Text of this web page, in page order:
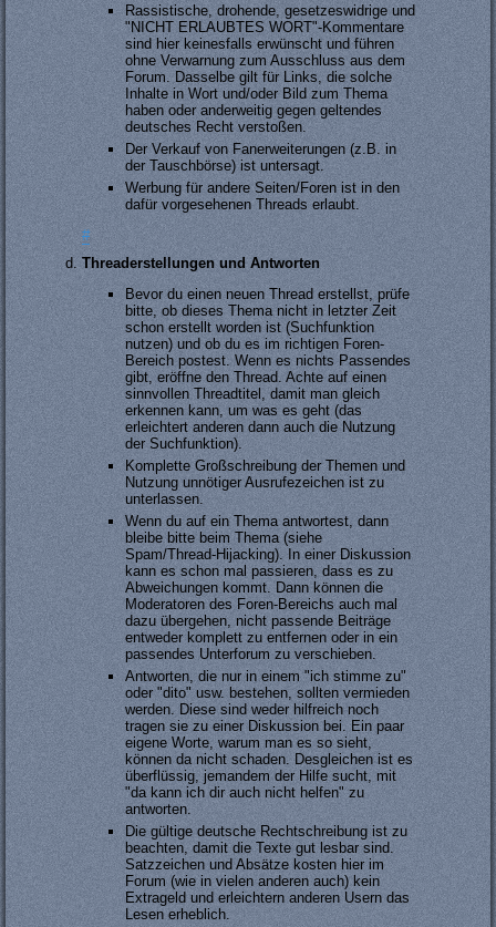
Rassistische, drohende, gesetzeswidrige und
"NICHT ERLAUBTES WORT"-Kommentare
sind hier keinesfalls erwünscht und führen
ohne Verwarnung zum Ausschluss aus dem
Forum. Dasselbe gilt für Links, die solche
Inhalte in Wort und/oder Bild zum Thema
haben oder anderweitig gegen geltendes
deutsches Recht verstoßen.
Der Verkauf von Fanerweiterungen (z.B. in
der Tauschbörse) ist untersagt.
Werbung für andere Seiten/Foren ist in den
dafür vorgesehenen Threads erlaubt.
#
Threaderstellungen und Antworten
Bevor du einen neuen Thread erstellst, prüfe
bitte, ob dieses Thema nicht in letzter Zeit
schon erstellt worden ist (Suchfunktion
nutzen) und ob du es im richtigen Foren-
Bereich postest. Wenn es nichts Passendes
gibt, eröffne den Thread. Achte auf einen
sinnvollen Threadtitel, damit man gleich
erkennen kann, um was es geht (das
erleichtert anderen dann auch die Nutzung
der Suchfunktion).
Komplette Großschreibung der Themen und
Nutzung unnötiger Ausrufezeichen ist zu
unterlassen.
Wenn du auf ein Thema antwortest, dann
bleibe bitte beim Thema (siehe
Spam/Thread-Hijacking). In einer Diskussion
kann es schon mal passieren, dass es zu
Abweichungen kommt. Dann können die
Moderatoren des Foren-Bereichs auch mal
dazu übergehen, nicht passende Beiträge
entweder komplett zu entfernen oder in ein
passendes Unterforum zu verschieben.
Antworten, die nur in einem "ich stimme zu"
oder "dito" usw. bestehen, sollten vermieden
werden. Diese sind weder hilfreich noch
tragen sie zu einer Diskussion bei. Ein paar
eigene Worte, warum man es so sieht,
können da nicht schaden. Desgleichen ist es
überflüssig, jemandem der Hilfe sucht, mit
"da kann ich dir auch nicht helfen" zu
antworten.
Die gültige deutsche Rechtschreibung ist zu
beachten, damit die Texte gut lesbar sind.
Satzzeichen und Absätze kosten hier im
Forum (wie in vielen anderen auch) kein
Extrageld und erleichtern anderen Usern das
Lesen erheblich.